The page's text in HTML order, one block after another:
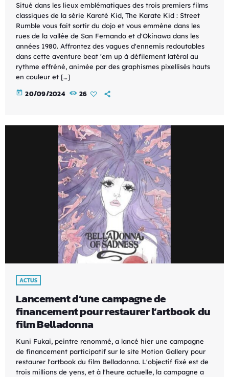
Situé dans les lieux emblématiques des trois premiers films
classiques de la série Karaté Kid, The Karate Kid : Street
Rumble vous fait sortir du dojo et vous emmène dans les
rues de la vallée de San Fernando et d'Okinawa dans les
années 1980. Affrontez des vagues d'ennemis redoutables
dans cette aventure beat 'em up à défilement latéral au
rythme effréné, animée par des graphismes pixellisés hauts
en couleur et […]
today 20/09/2024 26
ACTUS
Lancement d’une campagne de
financement pour restaurer l’artbook du
film Belladonna
Kuni Fukai, peintre renommé, a lancé hier une campagne
de financement participatif sur le site Motion Gallery pour
restaurer l'artbook du film Belladonna. L'objectif fixé est de
trois millions de yens, et à l'heure actuelle, la campagne a